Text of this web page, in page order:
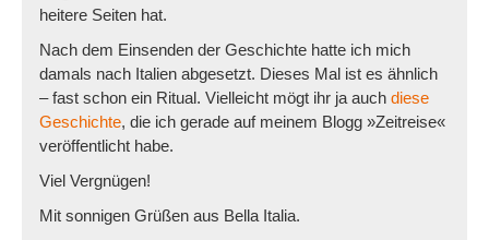
heitere Seiten hat.
Nach dem Einsenden der Geschichte hatte ich mich
damals nach Italien abgesetzt. Dieses Mal ist es ähnlich
– fast schon ein Ritual. Vielleicht mögt ihr ja auchdiese
Geschichte, die ich gerade auf meinem Blogg »Zeitreise«
veröffentlicht habe.
Viel Vergnügen!
Mit sonnigen Grüßen aus Bella Italia.